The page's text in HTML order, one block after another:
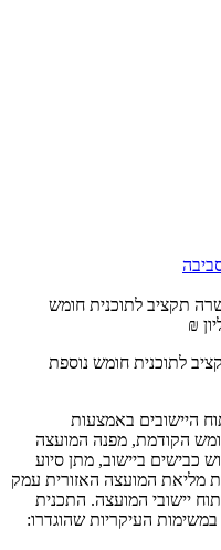
תקציב לתוכנית חומש
לתוכנית חומש נוספת
היישובים באמצעות
הקודמת, מפנה המועצה
כבישים ביישוב, מתן סיוע
מליאת המועצה האזורית עמק
יישובי המועצה. התכנית
ותכלול טיפול במשימות העיקריות שהוגדרו: